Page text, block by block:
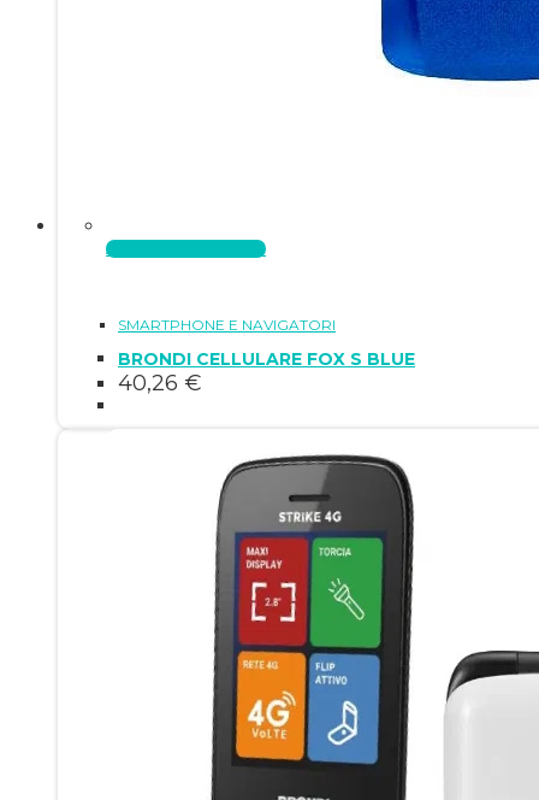
Aggiungi al carrello
SMARTPHONE E NAVIGATORI
BRONDI CELLULARE FOX S BLUE
40,26 €